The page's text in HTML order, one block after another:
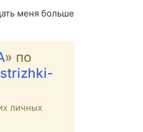
меня больше
» по
личных